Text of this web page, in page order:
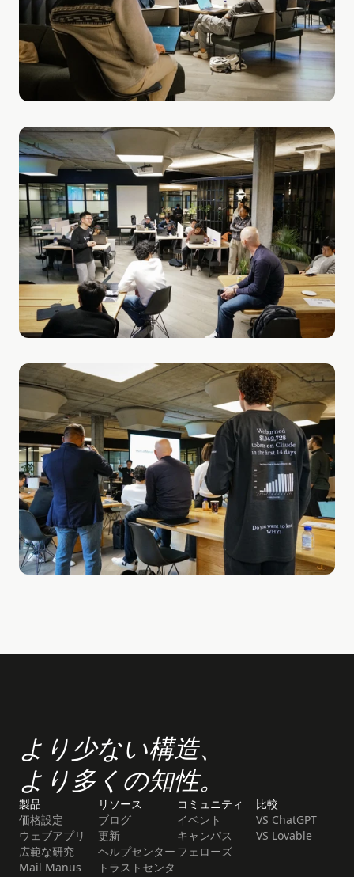
より少ない構造、
より多くの知性。
製品
価格設定
ウェブアプリ
広範な研究
Mail Manus
リソース
ブログ
更新
ヘルプセンター
トラストセンタ
コミュニティ
イベント
キャンパス
フェローズ
比較
VS ChatGPT
VS Lovable